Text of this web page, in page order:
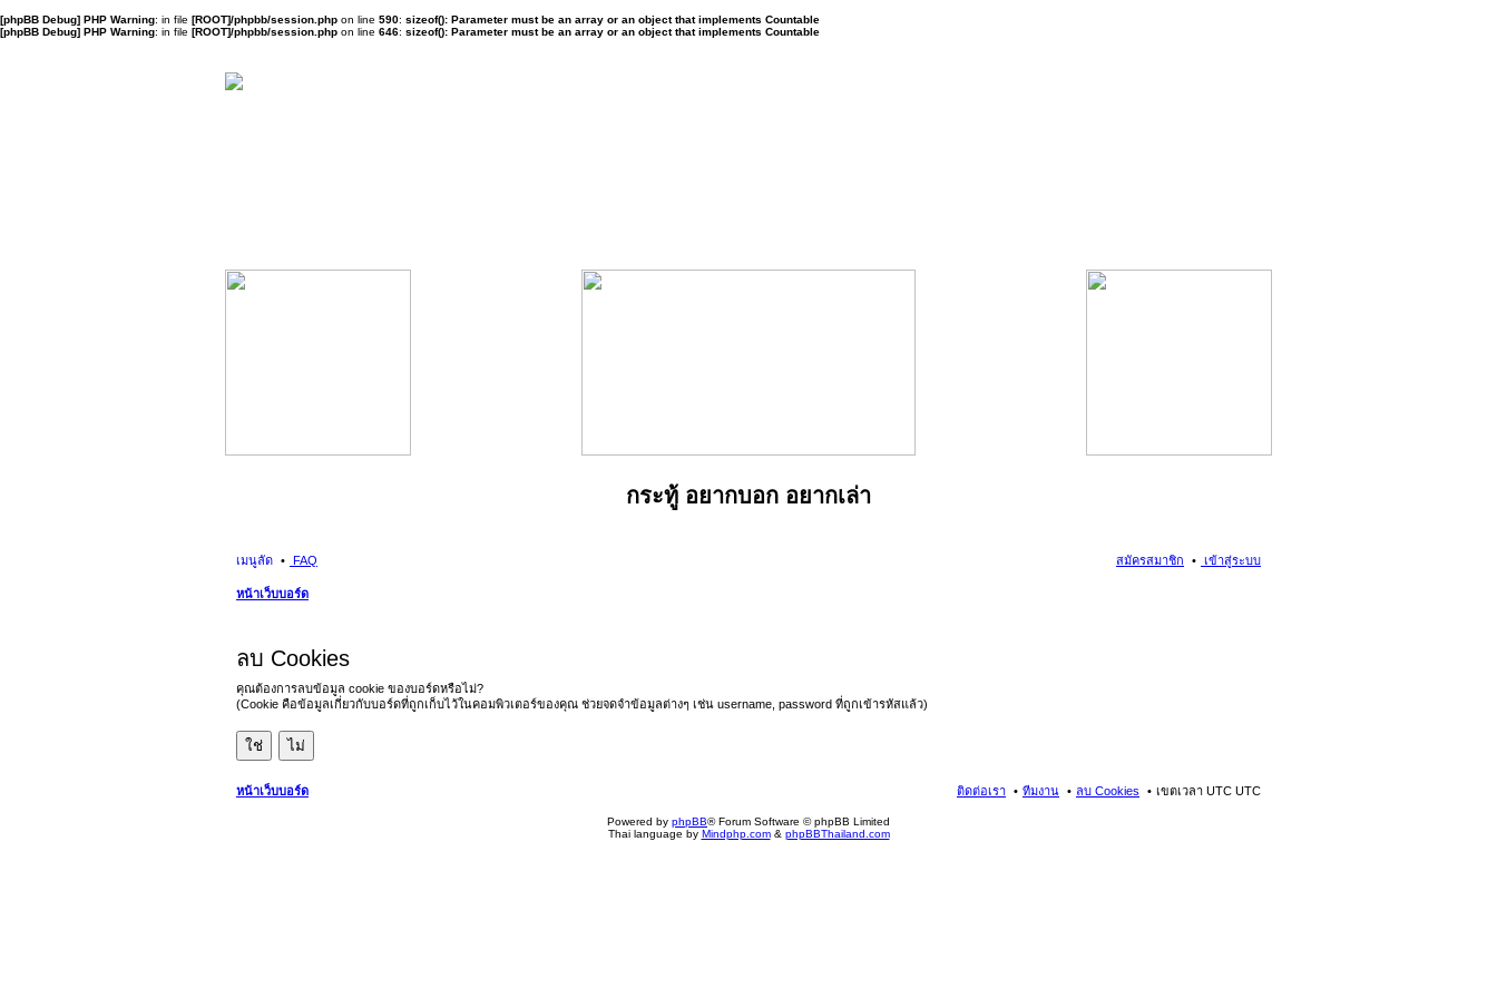
[phpBB Debug] PHP Warning: in file [ROOT]/phpbb/session.php on line 590: sizeof(): Parameter must be an array or an object that implements Countable
[phpBB Debug] PHP Warning: in file [ROOT]/phpbb/session.php on line 646: sizeof(): Parameter must be an array or an object that implements Countable
กระทู้ อยากบอก อยากเล่า
เมนูลัด FAQ เข้าสู่ระบบ
สมัครสมาชิก
หน้าเว็บบอร์ด
ลบ Cookies
คุณต้องการลบข้อมูล cookie ของบอร์ดหรือไม่?
(Cookie คือข้อมูลเกี่ยวกับบอร์ดที่ถูกเก็บไว้ในคอมพิวเตอร์ของคุณ ช่วยจดจำข้อมูลต่างๆ เช่น username, password ที่ถูกเข้ารหัสแล้ว)
หน้าเว็บบอร์ด เขตเวลา UTC UTC
ลบ Cookies
ทีมงาน
ติดต่อเรา
Powered by phpBB® Forum Software © phpBB Limited
Thai language by Mindphp.com& phpBBThailand.com